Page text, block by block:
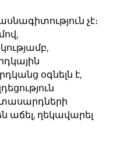
չէ։
օգնելն է,
ղեկավարել